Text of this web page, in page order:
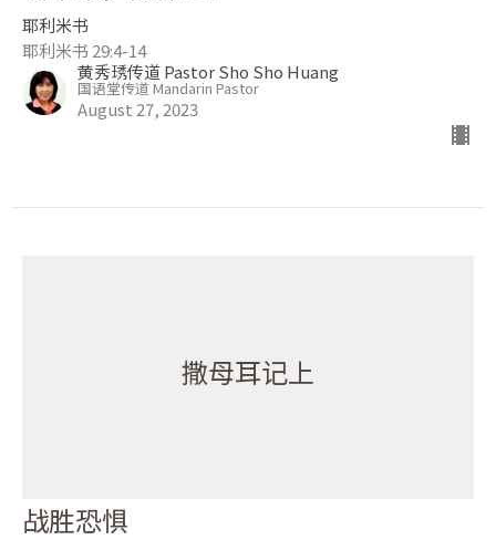
耶利米书
耶利米书 29:4-14
黄秀琇传道 Pastor Sho Sho Huang
国语堂传道 Mandarin Pastor
August 27, 2023
撒母耳记上
战胜恐惧